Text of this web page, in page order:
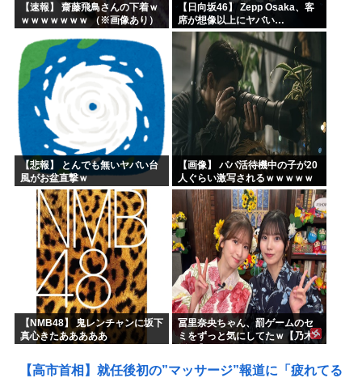
【速報】 齋藤飛鳥さんの下着ｗ
ｗｗｗｗｗｗｗ （※画像あり）
【日向坂46】 Zepp Osaka、客
席が想像以上にヤバい…
【悲報】 とんでも無いヤバい台
風がお盆直撃ｗ
【画像】 パパ活待機中の子が20
人ぐらい激写されるｗｗｗｗｗ
ｗｗｗｗｗｗ
【NMB48】 鬼レンチャンに坂下
真心きたあああああ
冨里奈央ちゃん、罰ゲームのセ
ミをずっと気にしてたｗ【乃木
【高市首相】就任後初の”マッサージ”報道に「疲れてる